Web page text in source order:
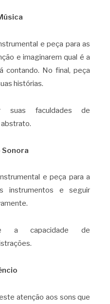
e peça para as
e imaginarem qual é a
contando. No final, peça
histórias.
suas faculdades de
Sonora
e peça para a
instrumentos e seguir
a capacidade de
atenção aos sons que